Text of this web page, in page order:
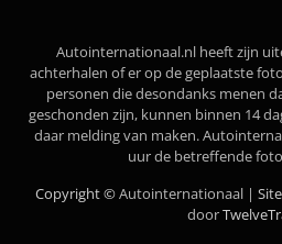
Autointernationaal.nl heeft zijn
achterhalen of er op de geplaatste
personen die desondanks menen
geschonden zijn, kunnen binnen 14
daar melding van maken.
uur de betreffende
Copyright ©Autointernationaal |
door